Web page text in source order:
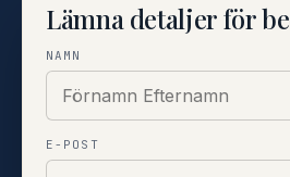
Lämna detaljer för
NAMN
E-POST